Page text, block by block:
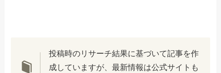
投稿時のリサーチ結果に基づいて記事を作
成していますが、最新情報は公式サイトも